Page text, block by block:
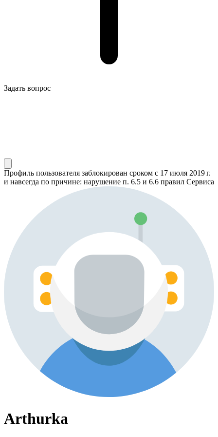
Задать вопрос
Профиль пользователя заблокирован сроком с 17 июля 2019 г.
и навсегда по причине: нарушение п. 6.5 и 6.6 правил Сервиса
Arthurka